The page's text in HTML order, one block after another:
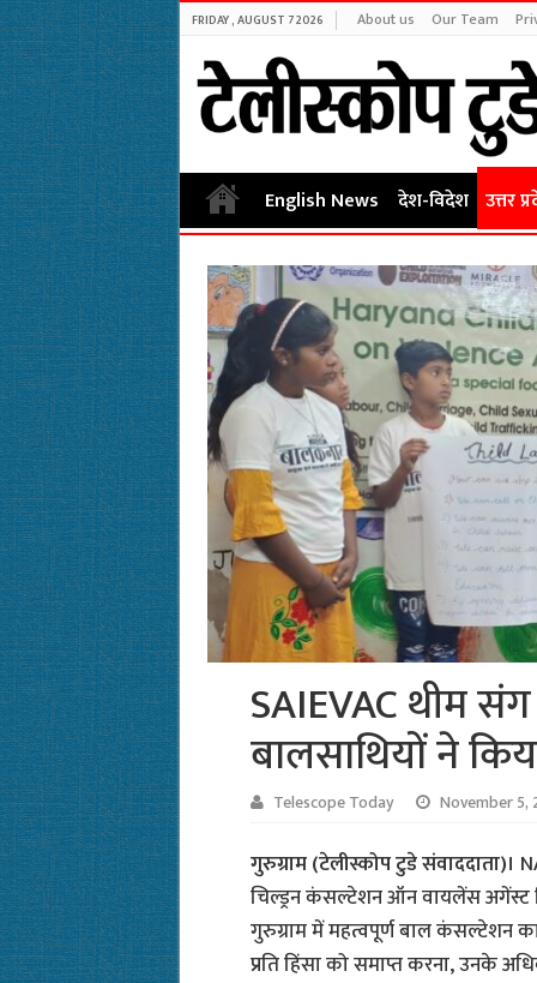
FRIDAY , AUGUST 7 2026 About us Our Team
English News देश-विदेश उत्तर
SAIEVAC थीम
बालसाथियों ने
Telescope Today November 5,
गुरुग्राम (टेलीस्कोप टुडे संवाददाता)।
चिल्ड्रन कंसल्टेशन ऑन वायलेंस अगेंस्ट
गुरुग्राम में महत्वपूर्ण बाल कंसल्टेशन
प्रति हिंसा को समाप्त करना, उनके